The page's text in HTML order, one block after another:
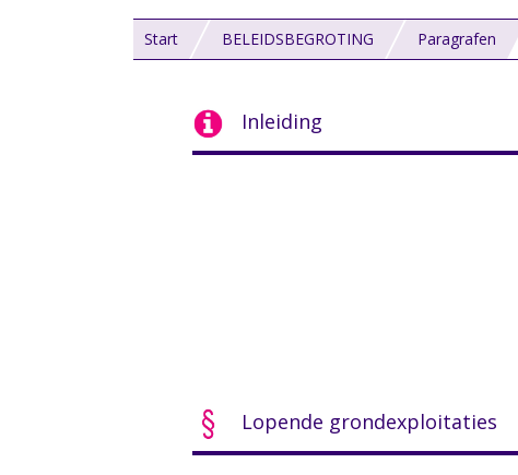
Start BELEIDSBEGROTING Paragrafen
Inleiding
Lopende grondexploitaties